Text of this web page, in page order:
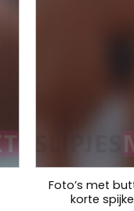
Foto’s met
korte